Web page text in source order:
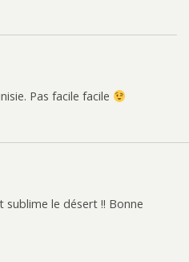
Pas facile facile
sublime le désert !! Bonne